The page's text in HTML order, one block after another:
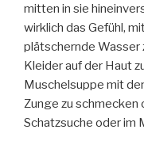
mitten in sie
wirklich das Gefühl,
plätschernde Wasser
Kleider auf der Haut
Muschelsuppe mit
Zunge zu schmecken
Schatzsuche oder im